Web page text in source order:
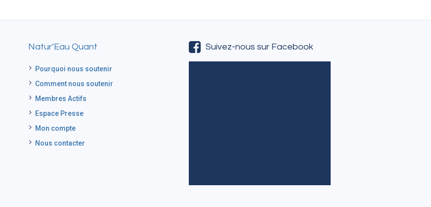
Natur’Eau Quant
Pourquoi nous soutenir
Comment nous soutenir
Membres Actifs
Espace Presse
Mon compte
Nous contacter
Suivez-nous sur Facebook